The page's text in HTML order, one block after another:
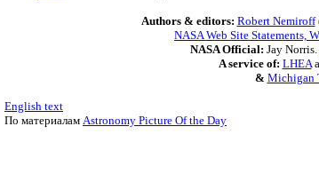
Authors & editors: Robert Nemiroff
NASA Web Site Statements,
NASA Official: Jay Norris.
A service of: LHEA
& Michigan
English text
По материалам Astronomy Picture Of the Day